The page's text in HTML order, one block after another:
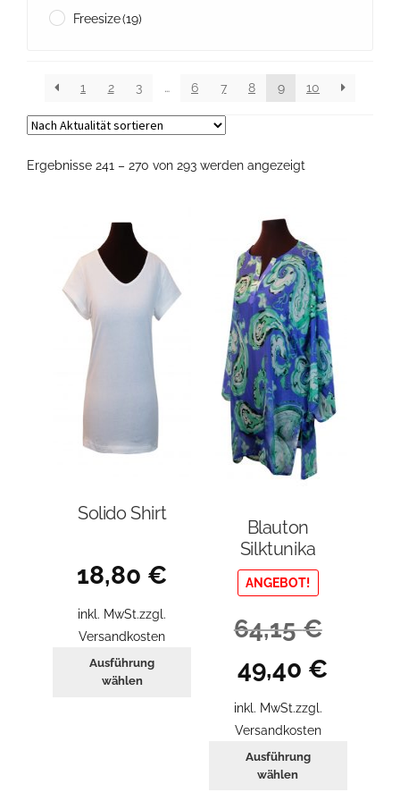
Freesize(19)
1 2 3 … 6 7 8 9 10
Ergebnisse 241 – 270 von 293 werden angezeigt
Solido Shirt
18,80 €
inkl. MwSt.zzgl.
Versandkosten
Ausführung
wählen
Produkt
mehrere
Blauton
Silktunika
ANGEBOT!
64,15€
Ursprünglicher
Preis
war:
64,15 €
49,40 €Aktueller
inkl. MwSt.zzgl.
Versandkosten
Ausführung
wählen